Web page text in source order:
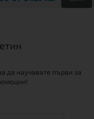
да научавате първи за